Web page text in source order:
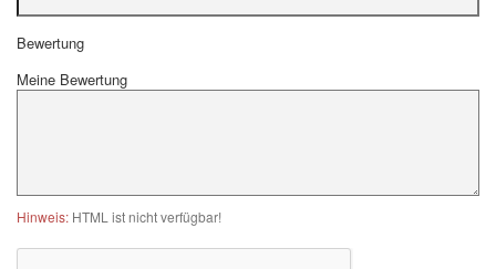
Bewertung
Meine Bewertung
Hinweis: HTML ist nicht verfügbar!